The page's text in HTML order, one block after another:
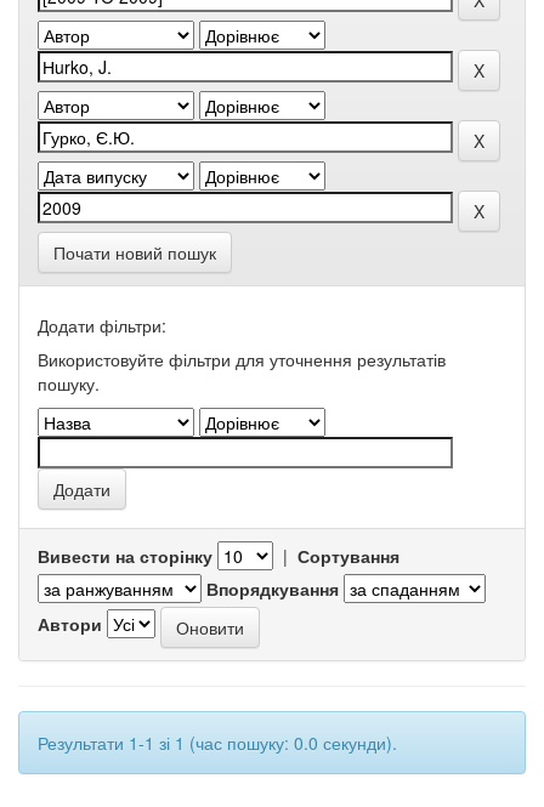
Почати новий пошук
Додати фільтри:
Використовуйте фільтри для уточнення результатів
пошуку.
Вивести на сторінку | Сортування
Впорядкування
Автори
Результати 1-1 зі 1 (час пошуку: 0.0 секунди).